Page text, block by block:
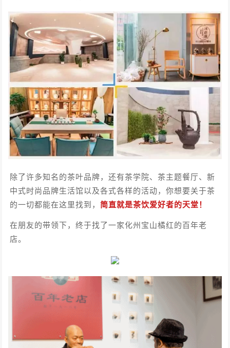
除了许多知名的茶叶品牌，还有茶学院、茶主题餐厅、新
中式时尚品牌生活馆以及各式各样的活动，你想要关于茶
的一切都能在这里找到，简直就是茶饮爱好者的天堂！
在朋友的带领下，终于找了一家化州宝山橘红的百年老
店。